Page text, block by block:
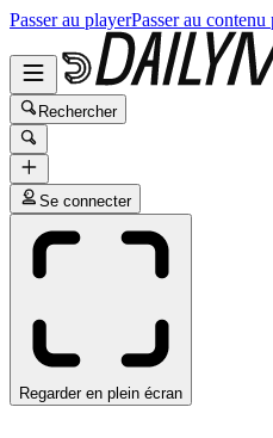
Passer au playerPasser au
Rechercher
Se connecter
Regarder en plein écran